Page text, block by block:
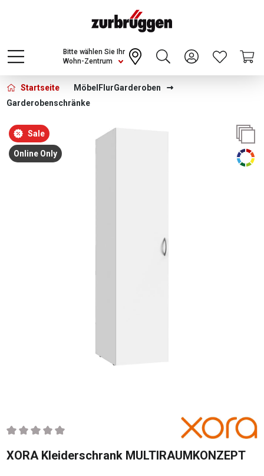
Choose a different country or region to see
content for your location and shop online
CONTINUE
Wohn-Zentrum
Bitte wählen Sie Ihr
Startseite Möbel FlurGarderoben
Garderobenschränke
Bildergalerie überspringen
Sale
Online Only
Durchschnittliche Bewertung von 0 von 5 Sternen
XORA Kleiderschrank MULTIRAUMKONZEPT